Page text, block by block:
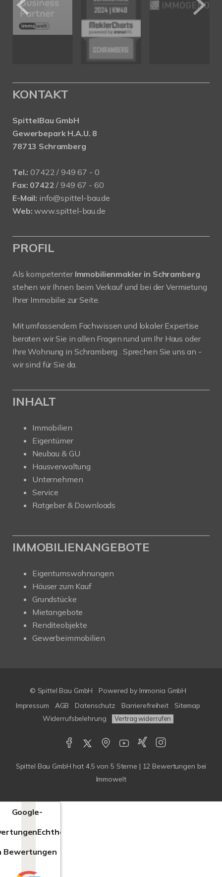
KONTAKT
SpittelBau GmbH
Gewerbepark H.A.U. 8
78713 Schramberg
Tel.: 07422 / 949 67 - 0
Fax: 07422 / 949 67 - 60
E-Mail: info@spittel-bau.de
Web: www.spittel-bau.de
PROFIL
Als kompetenter Immobilienmakler in Schramberg
stehen wir Ihnen beim Verkauf und bei der Vermietung
Ihrer Immobilie zur Seite.
Mit umfassendem Fachwissen und lokaler Expertise
beraten wir Sie in allen Fragen rund um Ihr Haus oder
Ihre Wohnung in Schramberg . Sprechen Sie uns an -
wir sind für Sie da.
INHALT
Immobilien
Eigentümer
Neubau & GU
Hausverwaltung
Unternehmen
Service
Ratgeber & Downloads
IMMOBILIENANGEBOTE
Eigentumswohnungen
Häuser zum Kauf
Grundstücke
Mietangebote
Renditeobjekte
Gewerbeimmobilien
© Spittel Bau GmbH Powered by Immonia GmbH
Impressum
AGB Datenschutz Barrierefreiheit
Sitemap
Widerrufsbelehrung
Vertrag widerrufen
Spittel Bau GmbH hat 4,5 von 5 Sterne | 12 Bewertungen bei
Immowelt
Google-
Echtheit
Bewertungen